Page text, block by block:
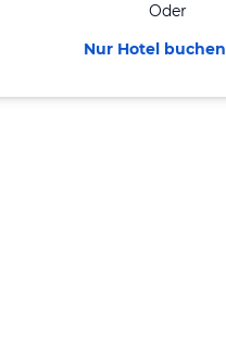
Oder
Nur Hotel buchen